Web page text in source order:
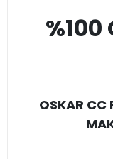
%100
OSKAR CC